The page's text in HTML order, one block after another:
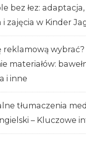
bez łez: adaptacja,
zajęcia w Kinder
reklamową wybrać?
materiałów:
i inne
tłumaczenia
– Kluczowe